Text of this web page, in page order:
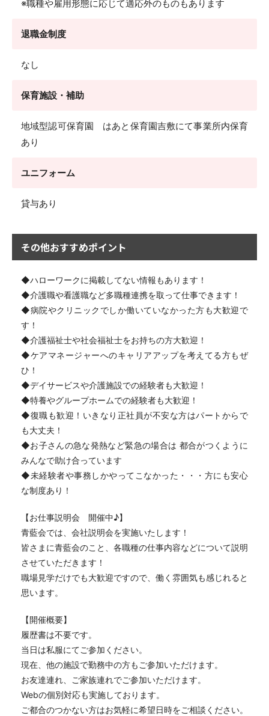
※職種や雇用形態に応じて適応外のものもあります
退職金制度
なし
保育施設・補助
地域型認可保育園 はあと保育園吉敷にて事業所内保育
あり
ユニフォーム
貸与あり
その他おすすめポイント
◆ハローワークに掲載してない情報もあります！
◆介護職や看護職など多職種連携を取って仕事できます！
◆病院やクリニックでしか働いていなかった方も大歓迎で
す！
◆介護福祉士や社会福祉士をお持ちの方大歓迎！
◆ケアマネージャーへのキャリアアップを考えてる方もぜ
ひ！
◆デイサービスや介護施設での経験者も大歓迎！
◆特養やグループホームでの経験者も大歓迎！
◆復職も歓迎！いきなり正社員が不安な方はパートからで
も大丈夫！
◆お子さんの急な発熱など緊急の場合は 都合がつくように
みんなで助け合っています
◆未経験者や事務しかやってこなかった・・・方にも安心
な制度あり！
【お仕事説明会 開催中♪】
青藍会では、会社説明会を実施いたします！
皆さまに青藍会のこと、各職種の仕事内容などについて説明
させていただきます！
職場見学だけでも大歓迎ですので、働く雰囲気も感じれると
思います。
【開催概要】
履歴書は不要です。
当日は私服にてご参加ください。
現在、他の施設で勤務中の方もご参加いただけます。
お友達連れ、ご家族連れでご参加いただけます。
Webの個別対応も実施しております。
ご都合のつかない方はお気軽に希望日時をご相談ください。